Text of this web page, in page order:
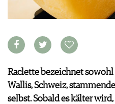
WINEGUIDES
EXTRAS
ABO
ARCHIV
VORTEILSWELT
APPS
BÜCHER
NEWS
WEINSZENE
VINOPHILES
ARCHIV
ANMELDEN
Raclette bezeichnet
Wallis, Schweiz,
selbst. Sobald es kälter